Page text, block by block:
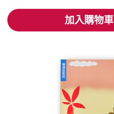
加入購物車
加入購物車